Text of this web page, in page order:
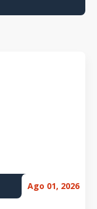
Ago 01, 2026